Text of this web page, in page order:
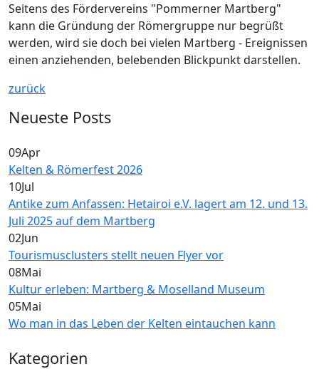
Seitens des Fördervereins "Pommerner Martberg"
kann die Gründung der Römergruppe nur begrüßt
werden, wird sie doch bei vielen Martberg - Ereignissen
einen anziehenden, belebenden Blickpunkt darstellen.
zurück
Neueste Posts
09Apr
Kelten & Römerfest 2026
10Jul
Antike zum Anfassen: Hetairoi e.V. lagert am 12. und 13.
Juli 2025 auf dem Martberg
02Jun
Tourismusclusters stellt neuen Flyer vor
08Mai
Kultur erleben: Martberg & Moselland Museum
05Mai
Wo man in das Leben der Kelten eintauchen kann
Kategorien